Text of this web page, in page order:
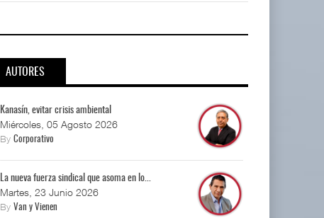
AUTORES
Kanasín, evitar crisis ambiental
Miércoles, 05 Agosto 2026
ByCorporativo
La nueva fuerza sindical que asoma en lo...
Martes, 23 Junio 2026
ByVan y Vienen